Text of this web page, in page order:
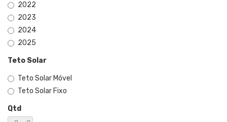
2022
2023
2024
2025
Teto Solar
Teto Solar Móvel
Teto Solar Fixo
Qtd